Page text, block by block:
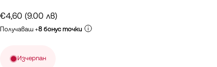
€4,60 (9.00 лв)
Получаваш +8 бонус точки
Изчерпан